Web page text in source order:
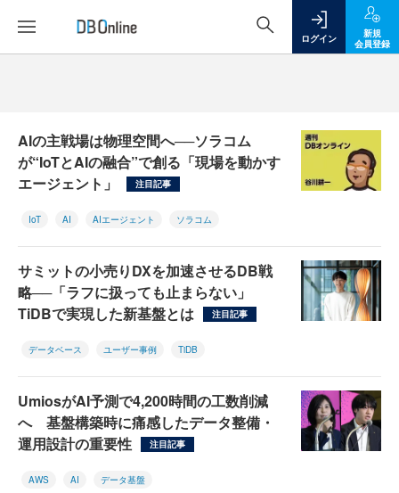
ログイン
新規
会員登録
AIの主戦場は物理空間へ──ソラコム
が“IoTとAIの融合”で創る「現場を動かす
エージェント」
注目記事
IoT AI AIエージェント ソラコム
サミットの小売りDXを加速させるDB戦
略──「ラフに扱っても止まらない」
TiDBで実現した新基盤とは
注目記事
データベース ユーザー事例 TiDB
UmiosがAI予測で4,200時間の工数削減
へ 基盤構築時に痛感したデータ整備・
運用設計の重要性
注目記事
AWS AI データ基盤